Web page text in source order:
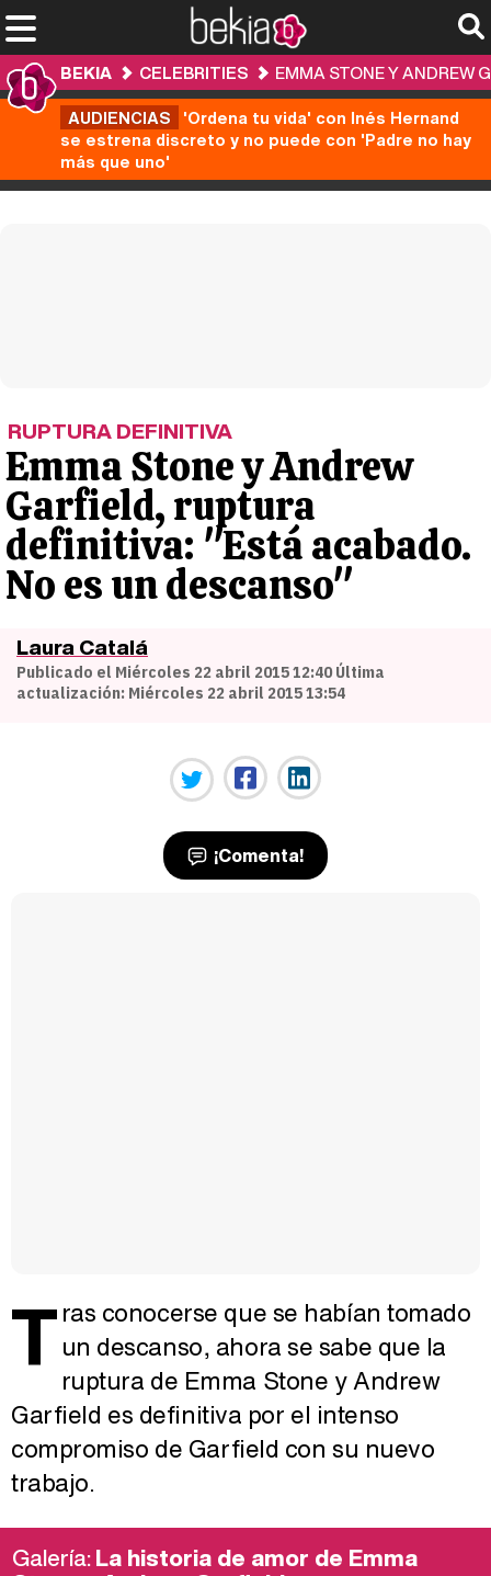
BEKIA CELEBRITIES
EMMA STONE Y ANDREW
AUDIENCIAS 'Ordena tu vida' con Inés Hernand
se estrena discreto y no puede con 'Padre no hay
más que uno'
RUPTURA DEFINITIVA
Emma Stone y Andrew
Garfield, ruptura
definitiva: "Está acabado.
No es un descanso"
Laura Catalá
Publicado el Miércoles 22 abril 2015 12:40 Última
actualización: Miércoles 22 abril 2015 13:54
¡Comenta!
Tras conocerse que se habían tomado
un descanso, ahora se sabe que la
ruptura de Emma Stone y Andrew
Garfield es definitiva por el intenso
compromiso de Garfield con su nuevo
trabajo.
Galería:La historia de amor de Emma